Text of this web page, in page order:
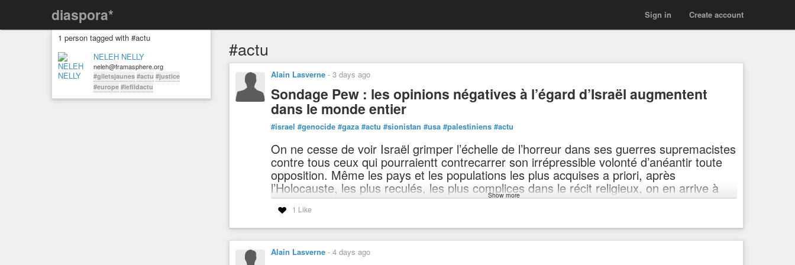
diaspora* Create account
Sign in
1 person tagged with #actu
NELEH NELLY
neleh@framasphere.org
#giletsjaunes #actu #justice
#europe #lefildactu
#actu
Alain Lasverne - 3 days ago
Sondage Pew : les opinions négatives à l’égard d’Israël augmentent
dans le monde entier
#israel #genocide #gaza #actu #sionistan #usa #palestiniens #actu
On ne cesse de voir Israël grimper l’échelle de l’horreur dans ses guerres supremacistes
contre tous ceux qui pourraientt contrecarrer son irrépressible volonté d’anéantir toute
opposition. Même les pays et les populations les plus acquises a priori, après
l’Holocauste, les plus reculés, les plus complices dans le récit religieux, on en arrive à
éprouver une profonde répulsion pour cette babarie sans limites.
confiance-envers-netanyahou-diminue
Sondage Pew : les opinions négatives à l'égard d'Israël augmentent dans le monde entier, tandis que la confiance envers
Show more
1 Like
Alain Lasverne - 4 days ago